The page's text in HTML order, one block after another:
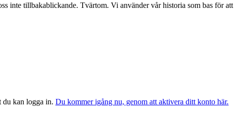
inte tillbakablickande. Tvärtom. Vi använder vår historia som bas för att
kan logga in. Du kommer igång nu, genom att aktivera ditt konto här.